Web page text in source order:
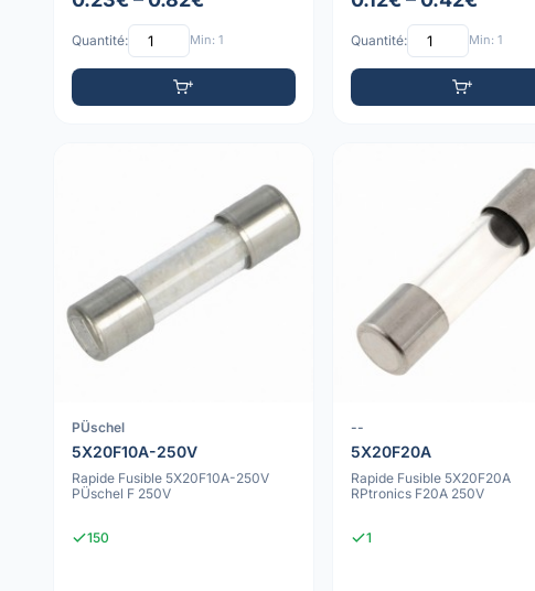
Quantité: Min: 1 Quantité: Min: 1
PÜschel
5X20F10A-250V
Rapide Fusible 5X20F10A-250V
PÜschel F 250V
150
--
5X20F20A
Rapide Fusible 5X20F20A
RPtronics F20A 250V
1